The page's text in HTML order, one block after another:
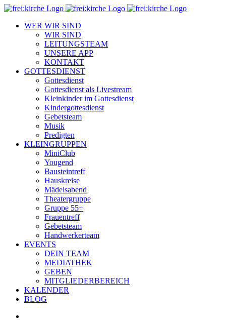
Zum
springenWER WIR SIND
WIR SIND
LEITUNGSTEAM
UNSERE APP
KONTAKT
GOTTESDIENST
Gottesdienst
Gottesdienst als Livestream
Kleinkinder im Gottesdienst
Kindergottesdienst
Gebetsteam
Musik
Predigten
KLEINGRUPPEN
MiniClub
Yougend
Bausteintreff
Hauskreise
Mädelsabend
Theatergruppe
Gruppe 55+
Frauentreff
Gebetsteam
Handwerkerteam
EVENTS
DEIN TEAM
MEDIATHEK
GEBEN
MITGLIEDERBEREICH
KALENDER
BLOG